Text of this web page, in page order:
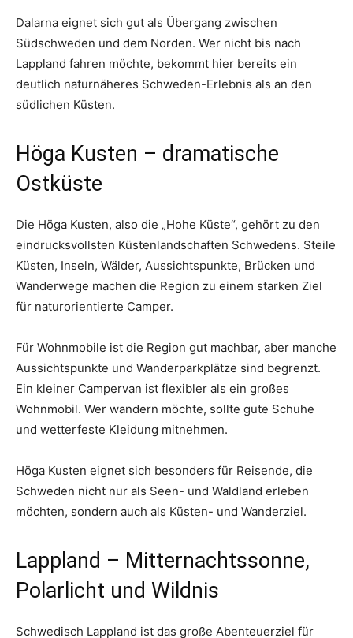
Dalarna eignet sich gut als Übergang zwischen
Südschweden und dem Norden. Wer nicht bis nach
Lappland fahren möchte, bekommt hier bereits ein
deutlich naturnäheres Schweden-Erlebnis als an den
südlichen Küsten.
Höga Kusten – dramatische
Ostküste
Die Höga Kusten, also die „Hohe Küste“, gehört zu den
eindrucksvollsten Küstenlandschaften Schwedens. Steile
Küsten, Inseln, Wälder, Aussichtspunkte, Brücken und
Wanderwege machen die Region zu einem starken Ziel
für naturorientierte Camper.
Für Wohnmobile ist die Region gut machbar, aber manche
Aussichtspunkte und Wanderparkplätze sind begrenzt.
Ein kleiner Campervan ist flexibler als ein großes
Wohnmobil. Wer wandern möchte, sollte gute Schuhe
und wetterfeste Kleidung mitnehmen.
Höga Kusten eignet sich besonders für Reisende, die
Schweden nicht nur als Seen- und Waldland erleben
möchten, sondern auch als Küsten- und Wanderziel.
Lappland – Mitternachtssonne,
Polarlicht und Wildnis
Schwedisch Lappland ist das große Abenteuerziel für